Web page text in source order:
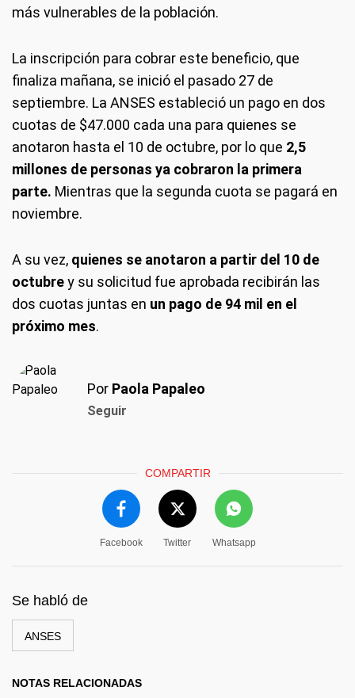
más vulnerables de la población.
La inscripción para cobrar este beneficio, que
finaliza mañana, se inició el pasado 27 de
septiembre. La ANSES estableció un pago en dos
cuotas de $47.000 cada una para quienes se
anotaron hasta el 10 de octubre, por lo que 2,5
millones de personas ya cobraron la primera
parte. Mientras que la segunda cuota se pagará en
noviembre.
A su vez, quienes se anotaron a partir del 10 de
octubrey su solicitud fue aprobada recibirán las
dos cuotas juntas en un pago de 94 mil en el
próximo mes.
Por Paola Papaleo
Seguir
COMPARTIR
Facebook Twitter Whatsapp
Se habló de
ANSES
NOTAS RELACIONADAS